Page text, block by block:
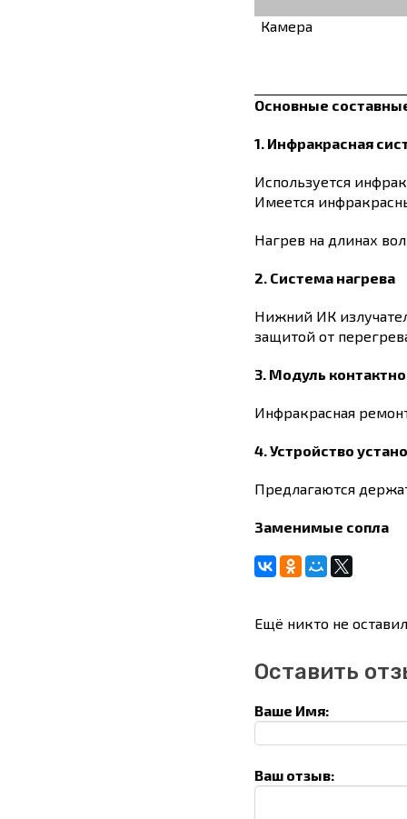
Камера
Основные
1. Инфракрасная
Используется
Имеется
Нагрев на длинах
2. Система нагрева
Нижний ИК
защитой от
3. Модуль
Инфракрасная
4. Устройство
Предлагаются
Заменимые сопла
Ещё никто не
Оставить
Ваше Имя:
Ваш отзыв: